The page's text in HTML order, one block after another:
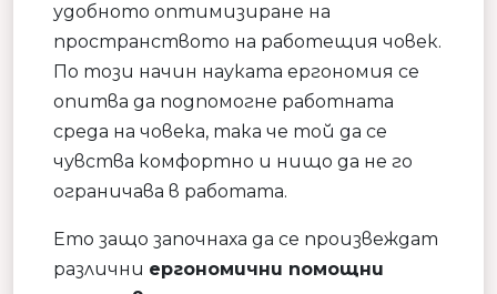
удобното оптимизиране на
пространството на работещия човек.
По този начин науката ергономия се
опитва да подпомогне работната
среда на човека, така че той да се
чувства комфортно и нищо да не го
ограничава в работата.
Ето защо започнаха да се произвеждат
различни ергономични помощни